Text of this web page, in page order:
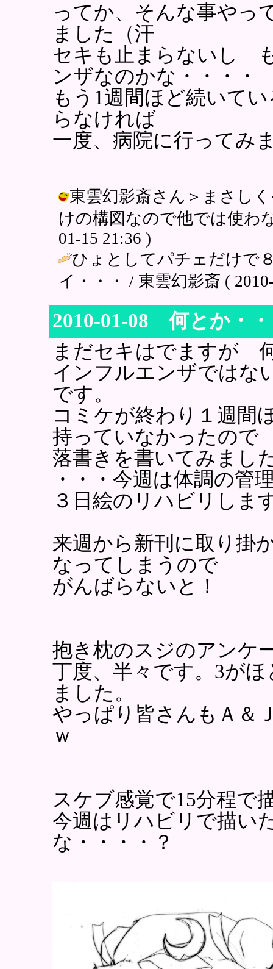
ってか、そんな事やっ
ました（汗
セキも止まらないし
ンザなのかな・・・・
もう1週間ほど続いて
らなければ
一度、病院に行ってみ
東雲幻影斎さん＞まさし
けの構図なので他では使わ
01-15 21:36 )
ひょとしてパチェだけで
イ・・・ / 東雲幻影斎 (
2010-01-08 何とか・
まだセキはでますが
インフルエンザでは
です。
コミケが終わり１週間
持っていなかったので
落書きを書いてみまし
・・・今週は体調の
３日絵のリハビリしま
来週から新刊に取り掛
なってしまうので
がんばらないと！
抱き枕のスジのアン
丁度、半々です。3が
ました。
やっぱり皆さんもＡ＆
ｗ
スケブ感覚で15分程で
今週はリハビリで描い
な・・・・？